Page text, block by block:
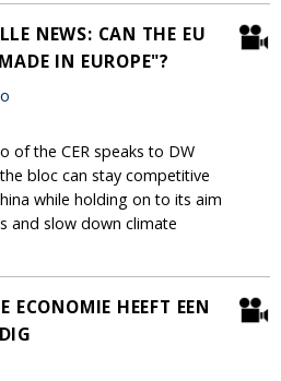
NEWS: CAN THE EU
IN EUROPE"?
of the CER speaks to DW
bloc can stay competitive
while holding on to its aim
and slow down climate
ECONOMIE HEEFT EEN